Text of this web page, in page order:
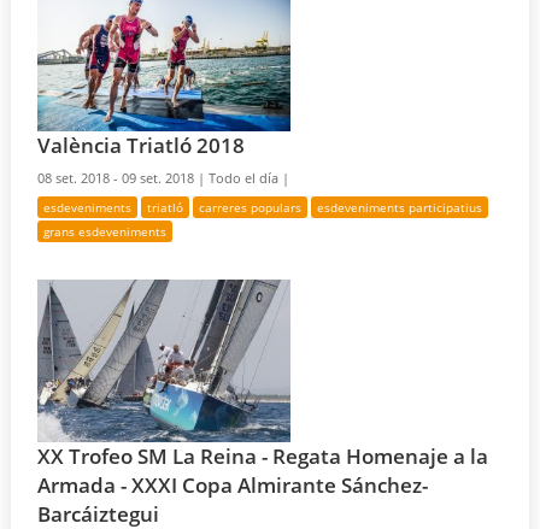
València Triatló 2018
08 set. 2018 - 09 set. 2018 |Todo el día |
esdeveniments triatló carreres populars
esdeveniments participatius
grans esdeveniments
XX Trofeo SM La Reina - Regata Homenaje a la
Armada - XXXI Copa Almirante Sánchez-
Barcáiztegui